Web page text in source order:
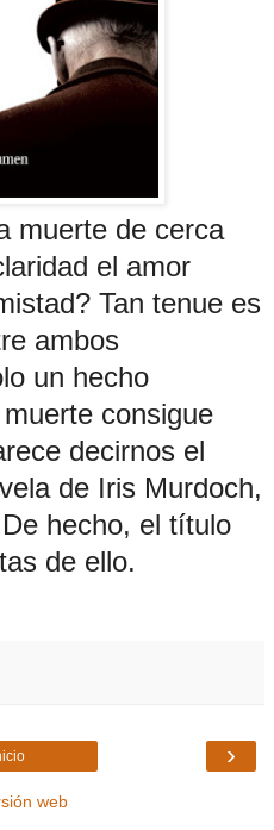
muerte de cerca
el amor
Tan tenue es
ambos
un hecho
consigue
decirnos el
de Iris Murdoch,
hecho, el título
de ello.
›
web